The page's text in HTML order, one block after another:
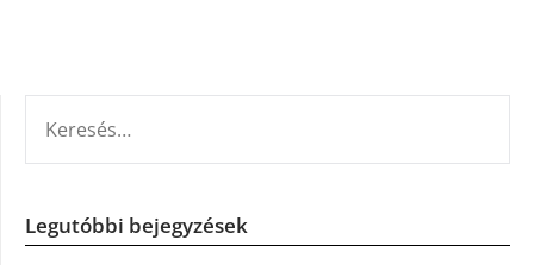
Legutóbbi bejegyzések